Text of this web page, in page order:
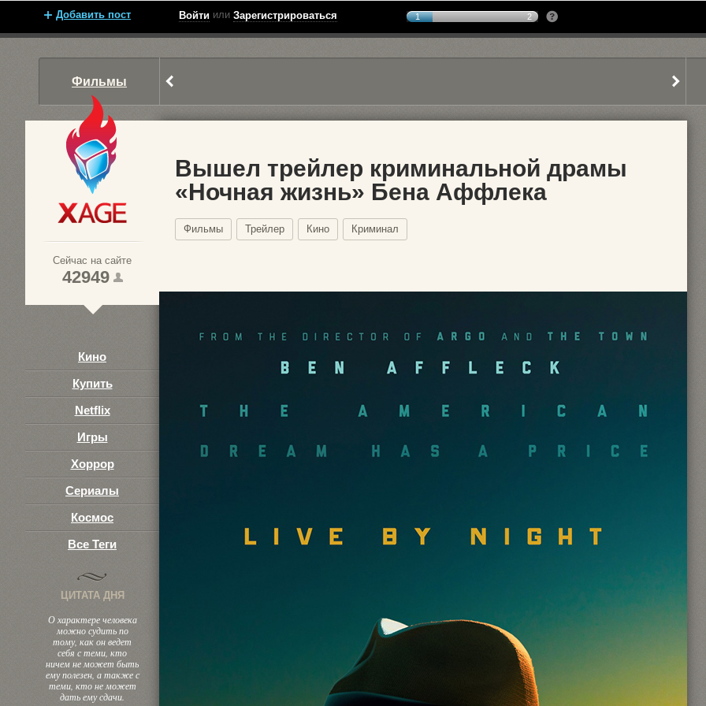
Добавить пост Войти или Зарегистрироваться 1 2
Фильмы
Сейчас на сайте
42949
Кино
Купить
Netflix
Игры
Хоррор
Сериалы
Космос
Все Теги
ЦИТАТА ДНЯ
О характере человека
можно судить по
тому, как он ведет
себя с теми, кто
ничем не может быть
ему полезен, а также с
теми, кто не может
дать ему сдачи.
Вышел трейлер криминальной драмы
«Ночная жизнь» Бена Аффлека
Фильмы Трейлер Кино Криминал